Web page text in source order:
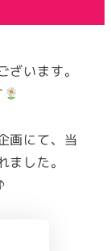
います。
画にて、当
した。